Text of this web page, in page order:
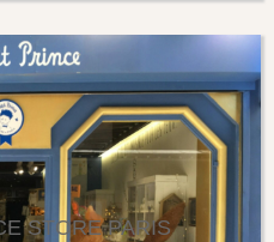
STORE PARIS